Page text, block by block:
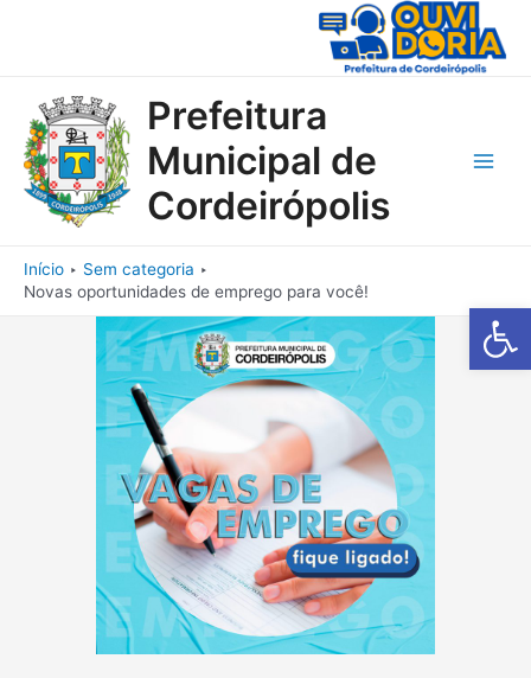
Barra de
Prefeitura
Municipal de
Cordeirópolis
Início
Sem categoria
Novas oportunidades de emprego para você!